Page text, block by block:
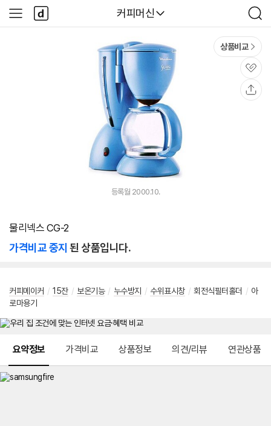
다나와
커피머신
검
색
사
이
다
나
와
상품비교
관
심
등록월 2000.10.
물리넥스 CG-2
가격비교 중지 된 상품입니다.
커피메이커 / 15잔 / 보온기능 / 누수방지 / 수위표시창 / 회전식필터홀더 / 아
로마용기
요약정보 가격비교 상품정보 의견/리뷰 연관상품